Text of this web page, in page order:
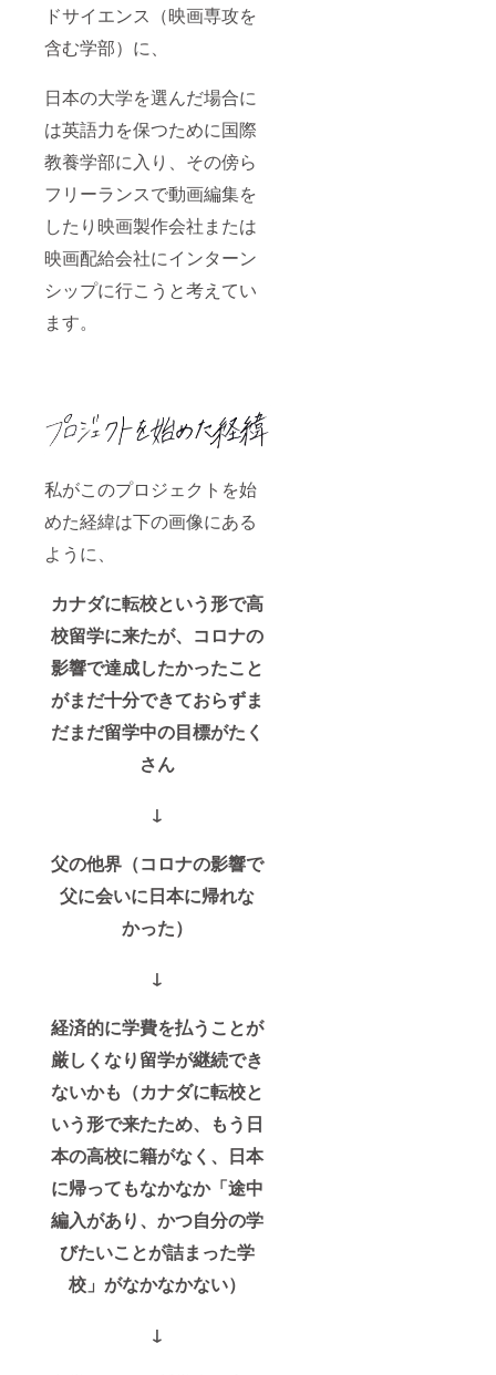
ドサイエンス（映画専攻を
含む学部）に、
日本の大学を選んだ場合に
は英語力を保つために国際
教養学部に入り、その傍ら
フリーランスで動画編集を
したり映画製作会社または
映画配給会社にインターン
シップに行こうと考えてい
ます。
私がこのプロジェクトを始
めた経緯は下の画像にある
ように、
カナダに転校という形で高
校留学に来たが、コロナの
影響で達成したかったこと
がまだ十分できておらずま
だまだ留学中の目標がたく
さん
↓
父の他界（コロナの影響で
父に会いに日本に帰れな
かった）
↓
経済的に学費を払うことが
厳しくなり留学が継続でき
ないかも（カナダに転校と
いう形で来たため、もう日
本の高校に籍がなく、日本
に帰ってもなかなか「途中
編入があり、かつ自分の学
びたいことが詰まった学
校」がなかなかない）
↓